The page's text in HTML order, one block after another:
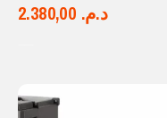
Note
0
د.م.